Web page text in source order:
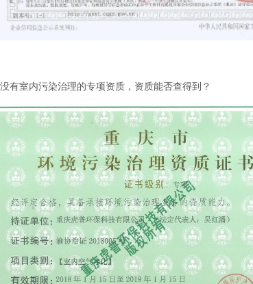
内污染治理的专项资质，资质能否查得到？